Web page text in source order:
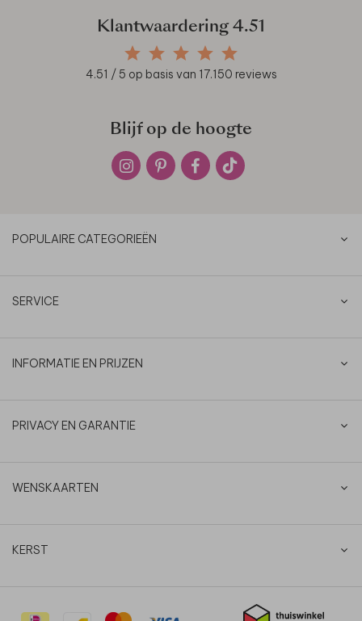
Klantwaardering 4.51
4.51 / 5 op basis van 17.150 reviews
Blijf op de hoogte
POPULAIRE CATEGORIEËN
SERVICE
INFORMATIE EN PRIJZEN
PRIVACY EN GARANTIE
WENSKAARTEN
KERST